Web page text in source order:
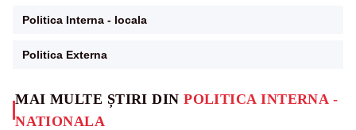
MAI MULTE ȘTIRI DINPOLITICA INTERNA -
NATIONALA
Politica Interna - locala
Politica Externa